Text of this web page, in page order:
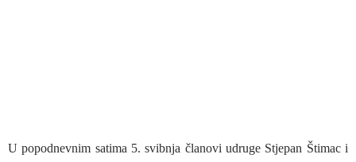
U popodnevnim satima 5. svibnja članovi udruge Stjepan Štimac i